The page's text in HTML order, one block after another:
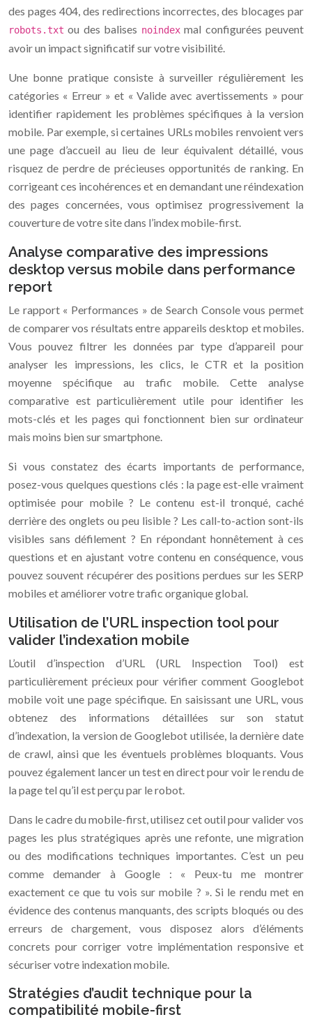
des pages 404, des redirections incorrectes, des blocages par
robots.txt ou des balises noindexmal configurées peuvent
avoir un impact significatif sur votre visibilité.
Une bonne pratique consiste à surveiller régulièrement les
catégories « Erreur » et « Valide avec avertissements » pour
identifier rapidement les problèmes spécifiques à la version
mobile. Par exemple, si certaines URLs mobiles renvoient vers
une page d’accueil au lieu de leur équivalent détaillé, vous
risquez de perdre de précieuses opportunités de ranking. En
corrigeant ces incohérences et en demandant une réindexation
des pages concernées, vous optimisez progressivement la
couverture de votre site dans l’index mobile-first.
Analyse comparative des impressions
desktop versus mobile dans performance
report
Le rapport « Performances » de Search Console vous permet
de comparer vos résultats entre appareils desktop et mobiles.
Vous pouvez filtrer les données par type d’appareil pour
analyser les impressions, les clics, le CTR et la position
moyenne spécifique au trafic mobile. Cette analyse
comparative est particulièrement utile pour identifier les
mots-clés et les pages qui fonctionnent bien sur ordinateur
mais moins bien sur smartphone.
Si vous constatez des écarts importants de performance,
posez-vous quelques questions clés : la page est-elle vraiment
optimisée pour mobile ? Le contenu est-il tronqué, caché
derrière des onglets ou peu lisible ? Les call-to-action sont-ils
visibles sans défilement ? En répondant honnêtement à ces
questions et en ajustant votre contenu en conséquence, vous
pouvez souvent récupérer des positions perdues sur les SERP
mobiles et améliorer votre trafic organique global.
Utilisation de l’URL inspection tool pour
valider l’indexation mobile
L’outil d’inspection d’URL (URL Inspection Tool) est
particulièrement précieux pour vérifier comment Googlebot
mobile voit une page spécifique. En saisissant une URL, vous
obtenez des informations détaillées sur son statut
d’indexation, la version de Googlebot utilisée, la dernière date
de crawl, ainsi que les éventuels problèmes bloquants. Vous
pouvez également lancer un test en direct pour voir le rendu de
la page tel qu’il est perçu par le robot.
Dans le cadre du mobile-first, utilisez cet outil pour valider vos
pages les plus stratégiques après une refonte, une migration
ou des modifications techniques importantes. C’est un peu
comme demander à Google : « Peux-tu me montrer
exactement ce que tu vois sur mobile ? ». Si le rendu met en
évidence des contenus manquants, des scripts bloqués ou des
erreurs de chargement, vous disposez alors d’éléments
concrets pour corriger votre implémentation responsive et
sécuriser votre indexation mobile.
Stratégies d’audit technique pour la
compatibilité mobile-first